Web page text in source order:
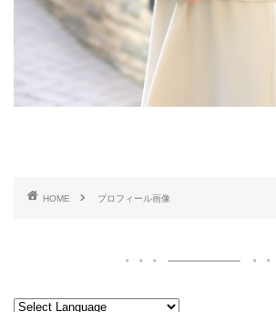
HOME プロフィール画像